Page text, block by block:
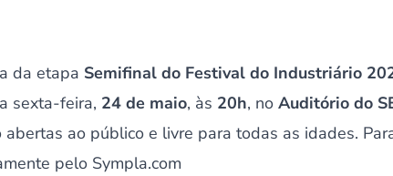
da etapa Semifinal do Festival do Industriário
sexta-feira, 24 de maio, às 20h, no Auditório do
ao público e livre para todas as idades.
pelo Sympla.com